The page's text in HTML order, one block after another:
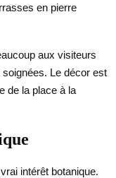
en pierre
aux visiteurs
Le décor est
de la place à la
intérêt botanique.